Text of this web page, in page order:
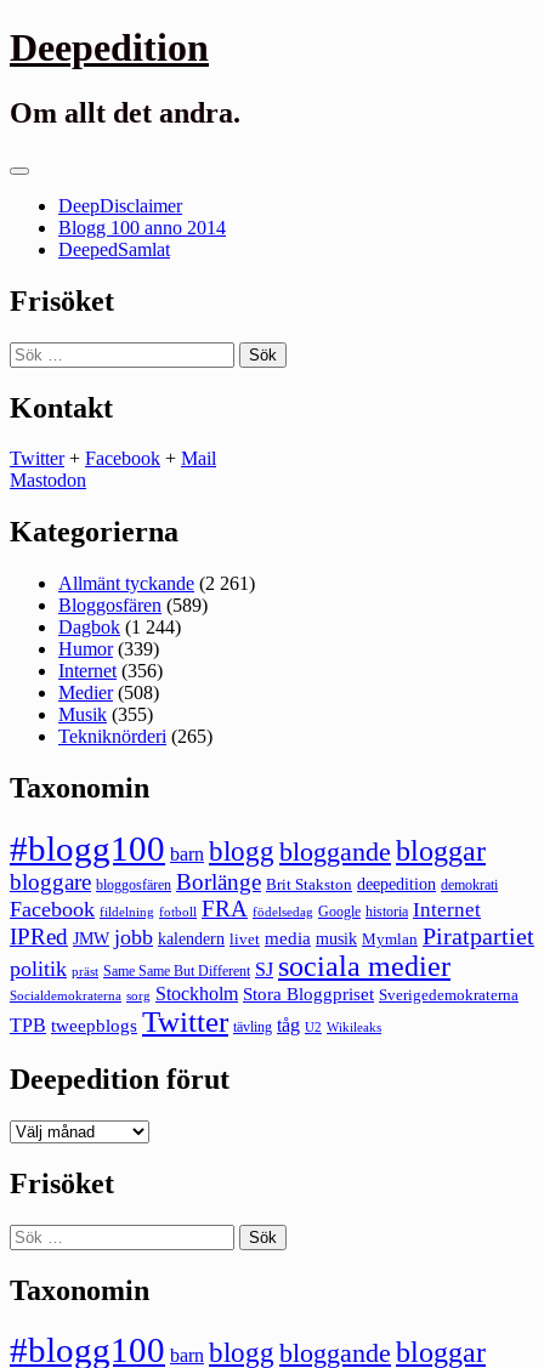
Gå
till
Deepedition
Om allt det andra.
Primär
DeepDisclaimer
Blogg 100 anno 2014
DeepedSamlat
Frisöket
Sök
efter:
Kontakt
Twitter+ Facebook + Mail
Mastodon
Kategorierna
Allmänt tyckande (2 261)
Bloggosfären (589)
Dagbok (1 244)
Humor(339)
Internet (356)
Medier(508)
Musik (355)
Tekniknörderi (265)
Taxonomin
#blogg100 barn blogg bloggande bloggar
bloggare bloggosfären Borlänge Brit Stakston deepedition demokrati
Facebook fildelning fotboll FRA födelsedag Google historia Internet
IPRed JMW jobb kalendern livet media musik Mymlan Piratpartiet
politik präst Same Same But Different SJ sociala medier
Socialdemokraterna sorg Stockholm Stora Bloggpriset Sverigedemokraterna
TPB tweepblogs Twitter tävling tåg U2 Wikileaks
Deepedition förut
Deepedition
Frisöket
Sök
efter:
Taxonomin
#blogg100 barn blogg bloggande bloggar